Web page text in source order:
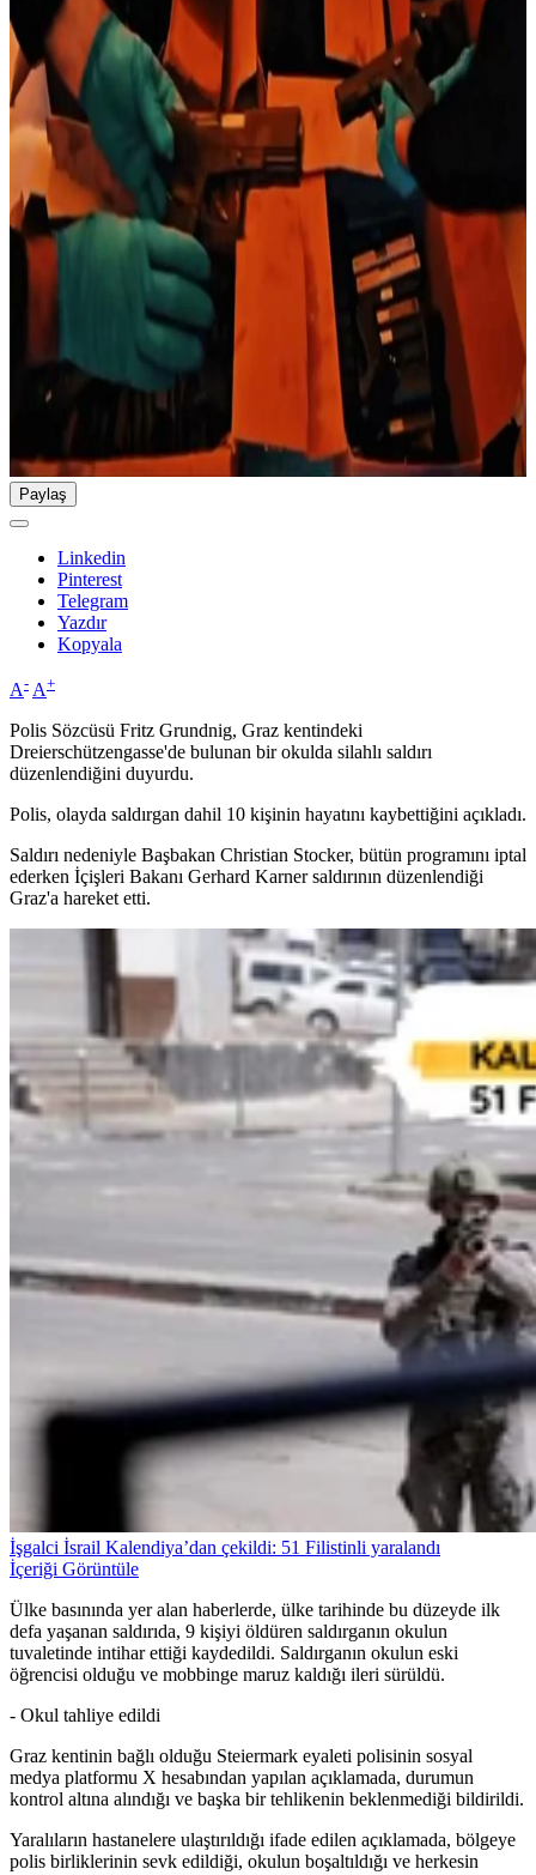
Paylaş
Linkedin
Pinterest
Telegram
Yazdır
Kopyala
A- A+
Polis Sözcüsü Fritz Grundnig, Graz kentindeki
Dreierschützengasse'de bulunan bir okulda silahlı saldırı
düzenlendiğini duyurdu.
Polis, olayda saldırgan dahil 10 kişinin hayatını kaybettiğini açıkladı.
Saldırı nedeniyle Başbakan Christian Stocker, bütün programını iptal
ederken İçişleri Bakanı Gerhard Karner saldırının düzenlendiği
Graz'a hareket etti.
İşgalci İsrail Kalendiya’dan çekildi: 51 Filistinli yaralandı
İçeriği Görüntüle
Ülke basınında yer alan haberlerde, ülke tarihinde bu düzeyde ilk
defa yaşanan saldırıda, 9 kişiyi öldüren saldırganın okulun
tuvaletinde intihar ettiği kaydedildi. Saldırganın okulun eski
öğrencisi olduğu ve mobbinge maruz kaldığı ileri sürüldü.
- Okul tahliye edildi
Graz kentinin bağlı olduğu Steiermark eyaleti polisinin sosyal
medya platformu X hesabından yapılan açıklamada, durumun
kontrol altına alındığı ve başka bir tehlikenin beklenmediği bildirildi.
Yaralıların hastanelere ulaştırıldığı ifade edilen açıklamada, bölgeye
polis birliklerinin sevk edildiği, okulun boşaltıldığı ve herkesin